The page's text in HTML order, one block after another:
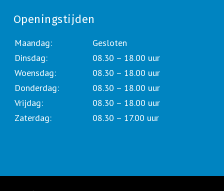
Openingstijden
Maandag:
Gesloten
Dinsdag:
08.30 – 18.00 uur
Woensdag:
08.30 – 18.00 uur
Donderdag:
08.30 – 18.00 uur
Vrijdag:
08.30 – 18.00 uur
Zaterdag:
08.30 – 17.00 uur